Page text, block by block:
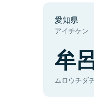
愛知県
アイチケン
牟
ムロウチダ